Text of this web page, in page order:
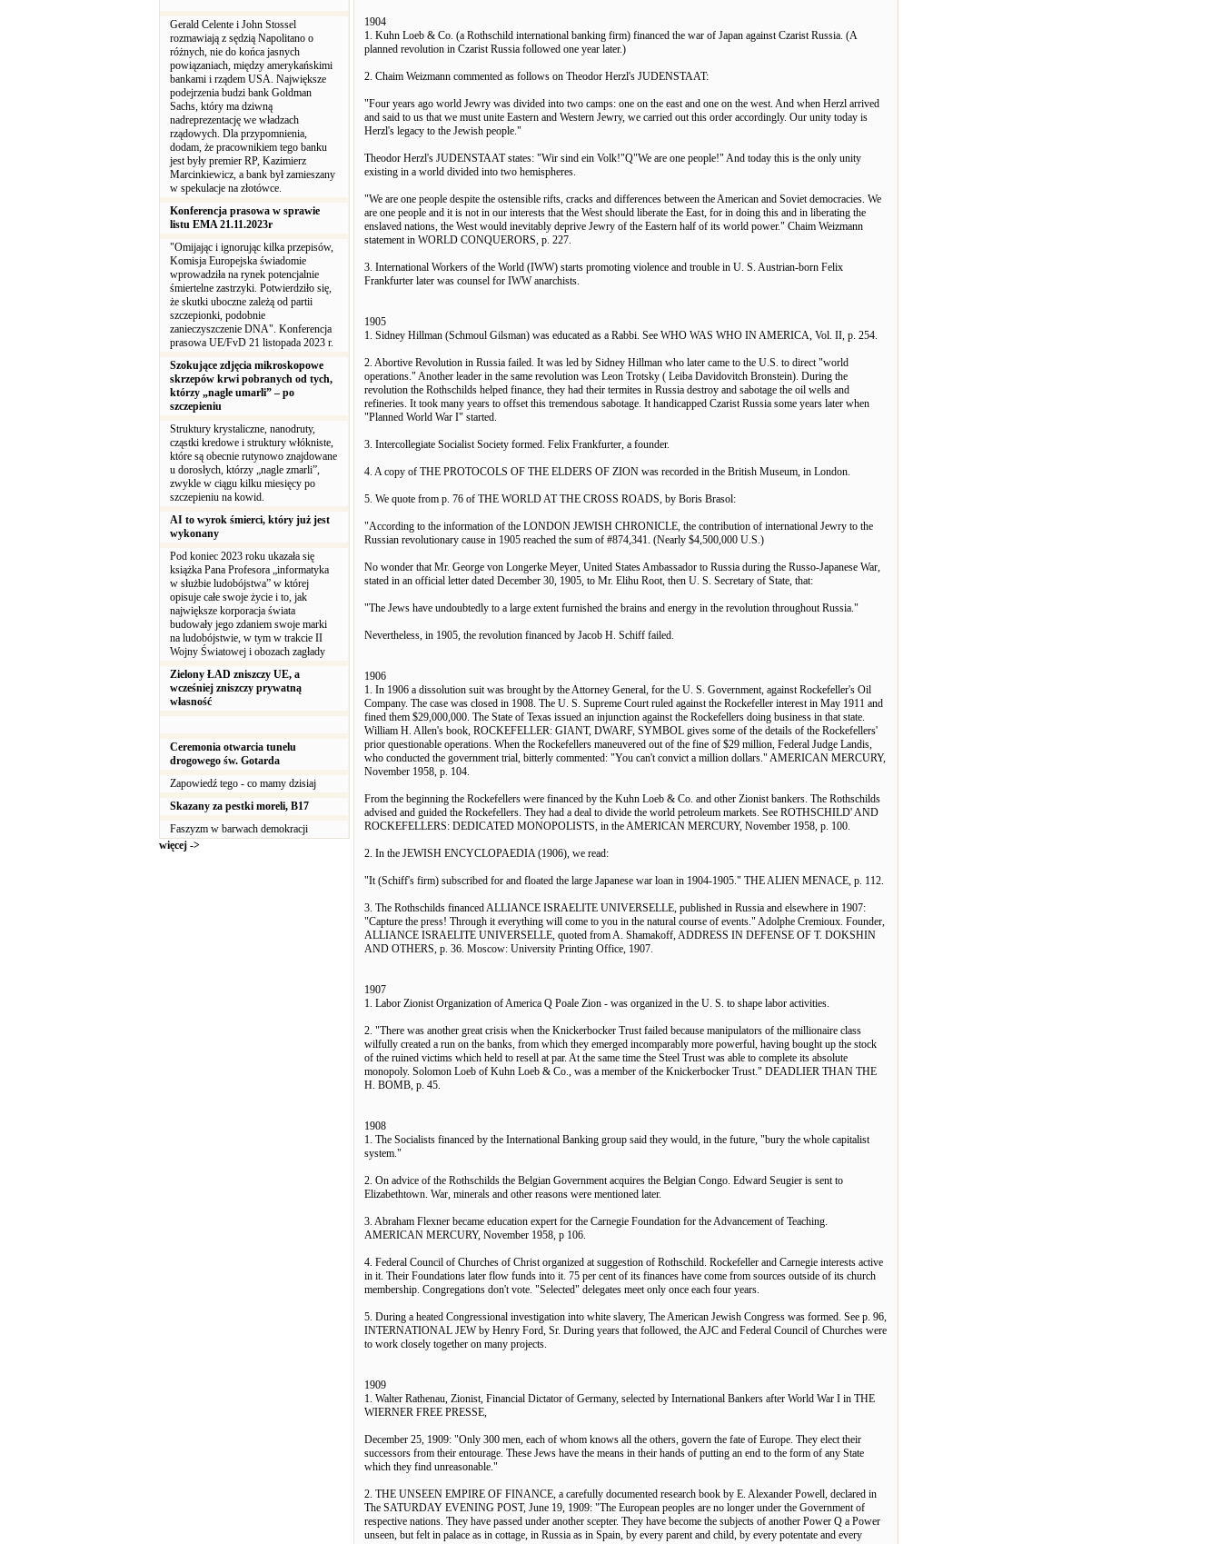
Gerald Celente i John Stossel
rozmawiają z sędzią Napolitano o
różnych, nie do końca jasnych
powiązaniach, między amerykańskimi
bankami i rządem USA. Największe
podejrzenia budzi bank Goldman
Sachs, który ma dziwną
nadreprezentację we władzach
rządowych. Dla przypomnienia,
dodam, że pracownikiem tego banku
jest były premier RP, Kazimierz
Marcinkiewicz, a bank był zamieszany
w spekulacje na złotówce.
Konferencja prasowa w sprawie
listu EMA 21.11.2023r
"Omijając i ignorując kilka przepisów,
Komisja Europejska świadomie
wprowadziła na rynek potencjalnie
śmiertelne zastrzyki. Potwierdziło się,
że skutki uboczne zależą od partii
szczepionki, podobnie
zanieczyszczenie DNA". Konferencja
prasowa UE/FvD 21 listopada 2023 r.
Szokujące zdjęcia mikroskopowe
skrzepów krwi pobranych od tych,
którzy „nagle umarli” – po
szczepieniu
Struktury krystaliczne, nanodruty,
cząstki kredowe i struktury włókniste,
które są obecnie rutynowo znajdowane
u dorosłych, którzy „nagle zmarli”,
zwykle w ciągu kilku miesięcy po
szczepieniu na kowid.
AI to wyrok śmierci, który już jest
wykonany
Pod koniec 2023 roku ukazała się
książka Pana Profesora „informatyka
w służbie ludobójstwa” w której
opisuje całe swoje życie i to, jak
największe korporacja świata
budowały jego zdaniem swoje marki
na ludobójstwie, w tym w trakcie II
Wojny Światowej i obozach zagłady
Zielony ŁAD zniszczy UE, a
wcześniej zniszczy prywatną
własność
Ceremonia otwarcia tunelu
drogowego św. Gotarda
Zapowiedź tego - co mamy dzisiaj
Skazany za pestki moreli, B17
Faszyzm w barwach demokracji
więcej ->
1904
1. Kuhn Loeb & Co. (a Rothschild international banking firm) financed the war of Japan against Czarist Russia. (A
planned revolution in Czarist Russia followed one year later.)
2. Chaim Weizmann commented as follows on Theodor Herzl's JUDENSTAAT:
"Four years ago world Jewry was divided into two camps: one on the east and one on the west. And when Herzl arrived
and said to us that we must unite Eastern and Western Jewry, we carried out this order accordingly. Our unity today is
Herzl's legacy to the Jewish people."
Theodor Herzl's JUDENSTAAT states: "Wir sind ein Volk!"Q"We are one people!" And today this is the only unity
existing in a world divided into two hemispheres.
"We are one people despite the ostensible rifts, cracks and differences between the American and Soviet democracies. We
are one people and it is not in our interests that the West should liberate the East, for in doing this and in liberating the
enslaved nations, the West would inevitably deprive Jewry of the Eastern half of its world power." Chaim Weizmann
statement in WORLD CONQUERORS, p. 227.
3. International Workers of the World (IWW) starts promoting violence and trouble in U. S. Austrian-born Felix
Frankfurter later was counsel for IWW anarchists.
1905
1. Sidney Hillman (Schmoul Gilsman) was educated as a Rabbi. See WHO WAS WHO IN AMERICA, Vol. II, p. 254.
2. Abortive Revolution in Russia failed. It was led by Sidney Hillman who later came to the U.S. to direct "world
operations." Another leader in the same revolution was Leon Trotsky ( Leiba Davidovitch Bronstein). During the
revolution the Rothschilds helped finance, they had their termites in Russia destroy and sabotage the oil wells and
refineries. It took many years to offset this tremendous sabotage. It handicapped Czarist Russia some years later when
"Planned World War I" started.
3. Intercollegiate Socialist Society formed. Felix Frankfurter, a founder.
4. A copy of THE PROTOCOLS OF THE ELDERS OF ZION was recorded in the British Museum, in London.
5. We quote from p. 76 of THE WORLD AT THE CROSS ROADS, by Boris Brasol:
"According to the information of the LONDON JEWISH CHRONICLE, the contribution of international Jewry to the
Russian revolutionary cause in 1905 reached the sum of #874,341. (Nearly $4,500,000 U.S.)
No wonder that Mr. George von Longerke Meyer, United States Ambassador to Russia during the Russo-Japanese War,
stated in an official letter dated December 30, 1905, to Mr. Elihu Root, then U. S. Secretary of State, that:
"The Jews have undoubtedly to a large extent furnished the brains and energy in the revolution throughout Russia."
Nevertheless, in 1905, the revolution financed by Jacob H. Schiff failed.
1906
1. In 1906 a dissolution suit was brought by the Attorney General, for the U. S. Government, against Rockefeller's Oil
Company. The case was closed in 1908. The U. S. Supreme Court ruled against the Rockefeller interest in May 1911 and
fined them $29,000,000. The State of Texas issued an injunction against the Rockefellers doing business in that state.
William H. Allen's book, ROCKEFELLER: GIANT, DWARF, SYMBOL gives some of the details of the Rockefellers'
prior questionable operations. When the Rockefellers maneuvered out of the fine of $29 million, Federal Judge Landis,
who conducted the government trial, bitterly commented: "You can't convict a million dollars." AMERICAN MERCURY,
November 1958, p. 104.
From the beginning the Rockefellers were financed by the Kuhn Loeb & Co. and other Zionist bankers. The Rothschilds
advised and guided the Rockefellers. They had a deal to divide the world petroleum markets. See ROTHSCHILD' AND
ROCKEFELLERS: DEDICATED MONOPOLISTS, in the AMERICAN MERCURY, November 1958, p. 100.
2. In the JEWISH ENCYCLOPAEDIA (1906), we read:
"It (Schiff's firm) subscribed for and floated the large Japanese war loan in 1904-1905." THE ALIEN MENACE, p. 112.
3. The Rothschilds financed ALLIANCE ISRAELITE UNIVERSELLE, published in Russia and elsewhere in 1907:
"Capture the press! Through it everything will come to you in the natural course of events." Adolphe Cremioux. Founder,
ALLIANCE ISRAELITE UNIVERSELLE, quoted from A. Shamakoff, ADDRESS IN DEFENSE OF T. DOKSHIN
AND OTHERS, p. 36. Moscow: University Printing Office, 1907.
1907
1. Labor Zionist Organization of America Q Poale Zion - was organized in the U. S. to shape labor activities.
2. "There was another great crisis when the Knickerbocker Trust failed because manipulators of the millionaire class
wilfully created a run on the banks, from which they emerged incomparably more powerful, having bought up the stock
of the ruined victims which held to resell at par. At the same time the Steel Trust was able to complete its absolute
monopoly. Solomon Loeb of Kuhn Loeb & Co., was a member of the Knickerbocker Trust." DEADLIER THAN THE
H. BOMB, p. 45.
1908
1. The Socialists financed by the International Banking group said they would, in the future, "bury the whole capitalist
system."
2. On advice of the Rothschilds the Belgian Government acquires the Belgian Congo. Edward Seugier is sent to
Elizabethtown. War, minerals and other reasons were mentioned later.
3. Abraham Flexner became education expert for the Carnegie Foundation for the Advancement of Teaching.
AMERICAN MERCURY, November 1958, p 106.
4. Federal Council of Churches of Christ organized at suggestion of Rothschild. Rockefeller and Carnegie interests active
in it. Their Foundations later flow funds into it. 75 per cent of its finances have come from sources outside of its church
membership. Congregations don't vote. "Selected" delegates meet only once each four years.
5. During a heated Congressional investigation into white slavery, The American Jewish Congress was formed. See p. 96,
INTERNATIONAL JEW by Henry Ford, Sr. During years that followed, the AJC and Federal Council of Churches were
to work closely together on many projects.
1909
1. Walter Rathenau, Zionist, Financial Dictator of Germany, selected by International Bankers after World War I in THE
WIERNER FREE PRESSE,
December 25, 1909: "Only 300 men, each of whom knows all the others, govern the fate of Europe. They elect their
successors from their entourage. These Jews have the means in their hands of putting an end to the form of any State
which they find unreasonable."
2. THE UNSEEN EMPIRE OF FINANCE, a carefully documented research book by E. Alexander Powell, declared in
The SATURDAY EVENING POST, June 19, 1909: "The European peoples are no longer under the Government of
respective nations. They have passed under another scepter. They have become the subjects of another Power Q a Power
unseen, but felt in palace as in cottage, in Russia as in Spain, by every parent and child, by every potentate and every